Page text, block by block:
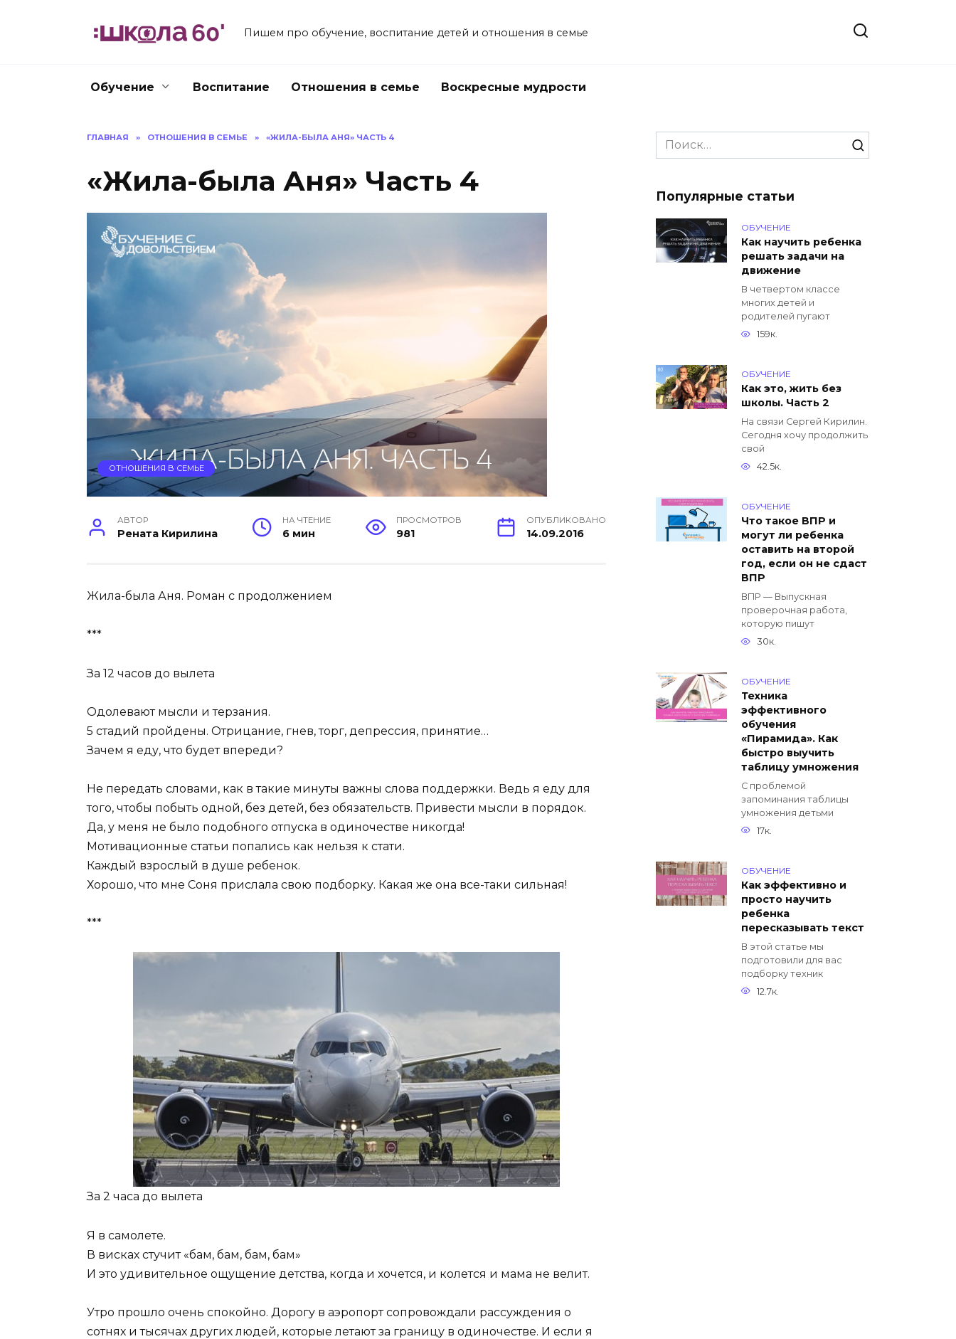
Пишем про обучение, воспитание детей и отношения в семье
Обучение Воспитание Отношения в семье Воскресные мудрости
ГЛАВНАЯ » ОТНОШЕНИЯ В СЕМЬЕ » «ЖИЛА-БЫЛА АНЯ» ЧАСТЬ 4
«Жила-была Аня» Часть 4
ОТНОШЕНИЯ В СЕМЬЕ
АВТОР
Рената Кирилина
НА ЧТЕНИЕ
6 мин
ПРОСМОТРОВ
981
ОПУБЛИКОВАНО
14.09.2016
Жила-была Аня. Роман с продолжением
***
За 12 часов до вылета
Одолевают мысли и терзания.
5 стадий пройдены. Отрицание, гнев, торг, депрессия, принятие…
Зачем я еду, что будет впереди?
Не передать словами, как в такие минуты важны слова поддержки. Ведь я еду для
того, чтобы побыть одной, без детей, без обязательств. Привести мысли в порядок.
Да, у меня не было подобного отпуска в одиночестве никогда!
Мотивационные статьи попались как нельзя к стати.
Каждый взрослый в душе ребенок.
Хорошо, что мне Соня прислала свою подборку. Какая же она все-таки сильная!
***
За 2 часа до вылета
Я в самолете.
В висках стучит «бам, бам, бам, бам»
И это удивительное ощущение детства, когда и хочется, и колется и мама не велит.
Утро прошло очень спокойно. Дорогу в аэропорт сопровождали рассуждения о
сотнях и тысячах других людей, которые летают за границу в одиночестве. И если я
Search
for:
Популярные статьи
ОБУЧЕНИЕ
Как научить ребенка
решать задачи на
движение
В четвертом классе
многих детей и
родителей пугают
159к.
ОБУЧЕНИЕ
Как это, жить без
школы. Часть 2
На связи Сергей Кирилин.
Сегодня хочу продолжить
свой
42.5к.
ОБУЧЕНИЕ
Что такое ВПР и
могут ли ребенка
оставить на второй
год, если он не сдаст
ВПР
ВПР — Выпускная
проверочная работа,
которую пишут
30к.
ОБУЧЕНИЕ
Техника
эффективного
обучения
«Пирамида». Как
быстро выучить
таблицу умножения
С проблемой
запоминания таблицы
умножения детьми
17к.
ОБУЧЕНИЕ
Как эффективно и
просто научить
ребенка
пересказывать текст
В этой статье мы
подготовили для вас
подборку техник
12.7к.